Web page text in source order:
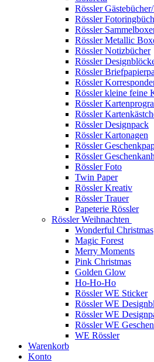
Rössler
Rössler
Rössler
Rössler Metallic
Rössler Notizbücher
Rössler
Rössler
Rössler
Rössler kleine feine
Rössler
Rössler
Rössler Designpack
Rössler Kartonagen
Rössler
Rössler
Rössler Foto
Twin Paper
Rössler Kreativ
Rössler Trauer
Papeterie Rössler
Rössler Weihnachten
Wonderful Christmas
Magic Forest
Merry Moments
Pink Christmas
Golden Glow
Ho-Ho-Ho
Rössler WE Sticker
Rössler WE
Rössler WE
Rössler WE
WE Rössler
Warenkorb
Konto